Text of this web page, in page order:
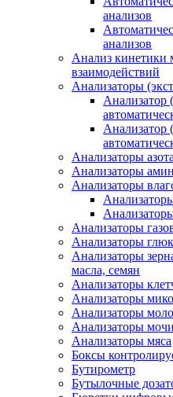
анализов
анализов
Анализ кинетики
взаимодействий
Анализаторы
Анализатор
Анализатор
Анализаторы
Анализаторы
Анализаторы
Анализаторы
Анализаторы
Анализаторы
масла, семян
Анализаторы
Анализаторы
Анализаторы
Анализаторы
Анализаторы мяса
Боксы
Бутирометр
Бутылочные